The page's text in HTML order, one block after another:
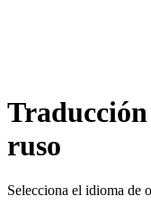
ruso
Selecciona el idioma de